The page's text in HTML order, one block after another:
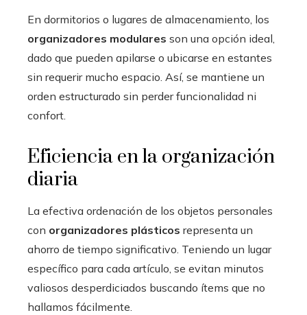
En dormitorios o lugares de almacenamiento, los
organizadores modulares son una opción ideal,
dado que pueden apilarse o ubicarse en estantes
sin requerir mucho espacio. Así, se mantiene un
orden estructurado sin perder funcionalidad ni
confort.
Eficiencia en la organización
diaria
La efectiva ordenación de los objetos personales
con organizadores plásticos representa un
ahorro de tiempo significativo. Teniendo un lugar
específico para cada artículo, se evitan minutos
valiosos desperdiciados buscando ítems que no
hallamos fácilmente.